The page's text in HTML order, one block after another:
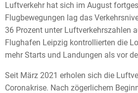
Luftverkehr hat sich im August
Flugbewegungen lag das
36 Prozent unter Luftverkehrszahlen
Flughafen Leipzig kontrollierten die
mehr Starts und Landungen als vor
Seit März 2021 erholen sich die
Coronakrise. Nach zögerlichem